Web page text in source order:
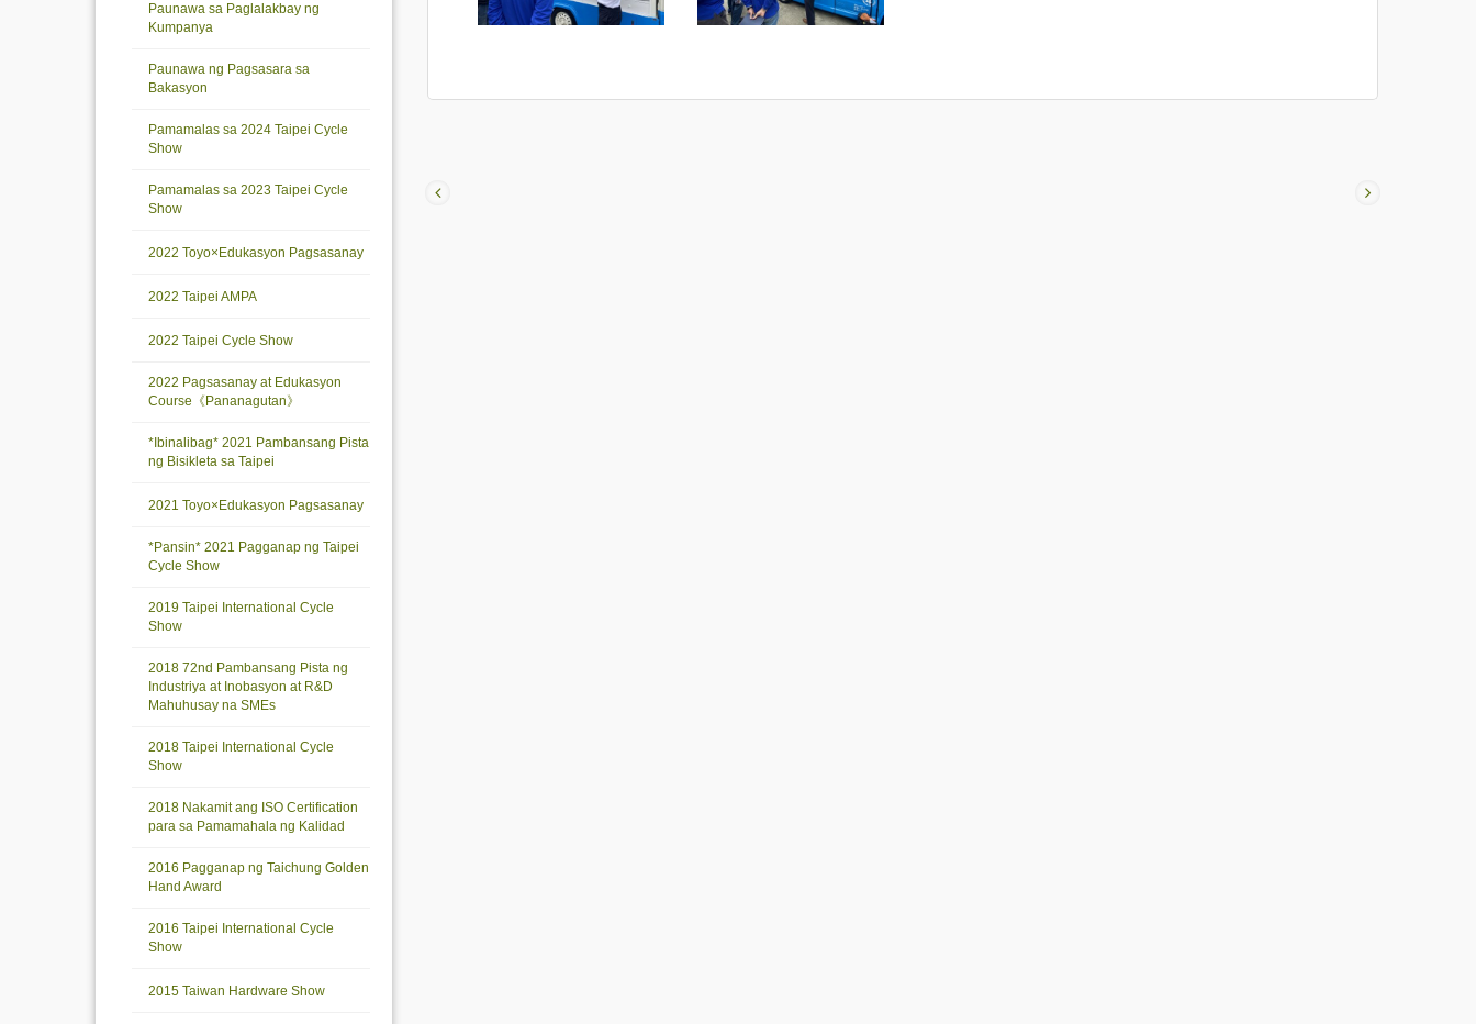
Paunawa sa Paglalakbay ng
Kumpanya
Paunawa ng Pagsasara sa
Bakasyon
Pamamalas sa 2024 Taipei Cycle
Show
Pamamalas sa 2023 Taipei Cycle
Show
2022 Toyo×Edukasyon Pagsasanay
2022 Taipei AMPA
2022 Taipei Cycle Show
2022 Pagsasanay at Edukasyon
Course《Pananagutan》
*Ibinalibag* 2021 Pambansang Pista
ng Bisikleta sa Taipei
2021 Toyo×Edukasyon Pagsasanay
*Pansin* 2021 Pagganap ng Taipei
Cycle Show
2019 Taipei International Cycle
Show
2018 72nd Pambansang Pista ng
Industriya at Inobasyon at R&D
Mahuhusay na SMEs
2018 Taipei International Cycle
Show
2018 Nakamit ang ISO Certification
para sa Pamamahala ng Kalidad
2016 Pagganap ng Taichung Golden
Hand Award
2016 Taipei International Cycle
Show
2015 Taiwan Hardware Show